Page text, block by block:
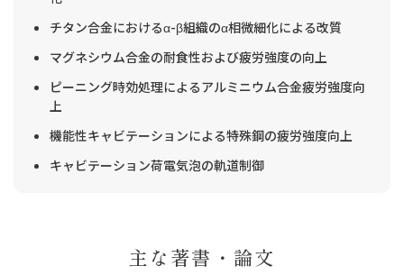
チタン合金におけるα-β組織のα相微細化による改質
マグネシウム合金の耐食性および疲労強度の向上
ピーニング時効処理によるアルミニウム合金疲労強度向
上
機能性キャビテーションによる特殊鋼の疲労強度向上
キャビテーション荷電気泡の軌道制御
主な著書・論文